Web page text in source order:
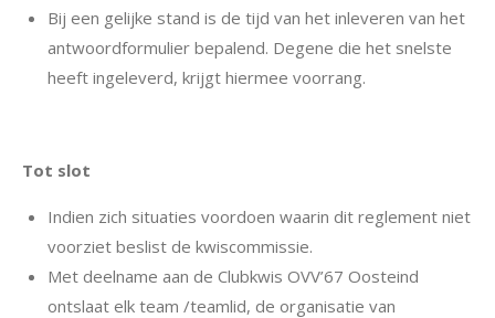
Bij een gelijke stand is de tijd van het inleveren van het
antwoordformulier bepalend. Degene die het snelste
heeft ingeleverd, krijgt hiermee voorrang.
Tot slot
Indien zich situaties voordoen waarin dit reglement niet
voorziet beslist de kwiscommissie.
Met deelname aan de Clubkwis OVV’67 Oosteind
ontslaat elk team /teamlid, de organisatie van